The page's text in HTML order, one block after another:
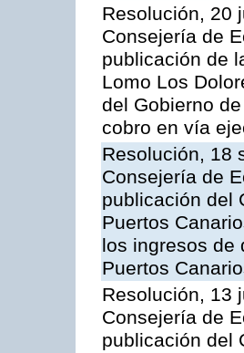
Resolución, 20
Consejería de
publicación de
Lomo Los
del Gobierno
cobro en vía
Resolución, 18
Consejería de
publicación del
Puertos
los ingresos de
Puertos
Resolución, 13
Consejería de
publicación del